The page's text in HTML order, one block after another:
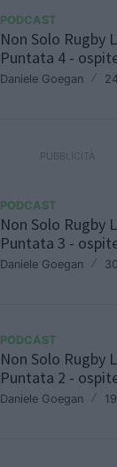
PODCAST
Non Solo Rugby
Puntata 4 -
Daniele Goegan /
PODCAST
Non Solo Rugby
Puntata 3 -
Daniele Goegan /
PODCAST
Non Solo Rugby
Puntata 2 -
Daniele Goegan /